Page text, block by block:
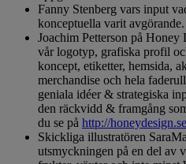
Fanny Stenberg vars input
konceptuella varit avgörande.
Joachim Petterson på
vår logotyp, grafiska profil
koncept, etiketter, hemsida,
merchandise och hela
geniala idéer & strategiska
den räckvidd & framgång
du se på http://honeydesign.se
Skickliga illustratören
utsmyckningen på en del av